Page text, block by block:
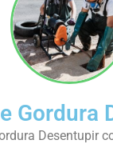
Gordura
Desentupir